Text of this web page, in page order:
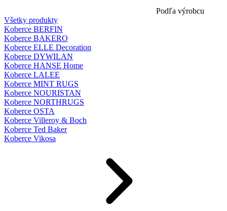
Podľa výrobcu
Všetky produkty
Koberce BERFIN
Koberce BAKERO
Koberce ELLE Decoration
Koberce DYWILAN
Koberce HANSE Home
Koberce LALEE
Koberce MINT RUGS
Koberce NOURISTAN
Koberce NORTHRUGS
Koberce OSTA
Koberce Villeroy & Boch
Koberce Ted Baker
Koberce Vikosa